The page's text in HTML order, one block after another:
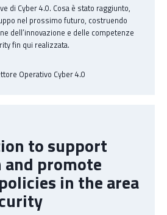
di Cyber 4.0. Cosa è stato raggiunto,
nel prossimo futuro, costruendo
dell’innovazione e delle competenze
fin qui realizzata.
Operativo Cyber 4.0
to support
promote
in the area